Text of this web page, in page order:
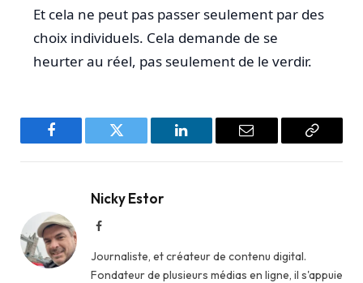
Et cela ne peut pas passer seulement par des
choix individuels. Cela demande de se
heurter au réel, pas seulement de le verdir.
Facebook Twitter LinkedIn Email
Copy
Nicky Estor
Facebook
Journaliste, et créateur de contenu digital.
Fondateur de plusieurs médias en ligne, il s'appuie